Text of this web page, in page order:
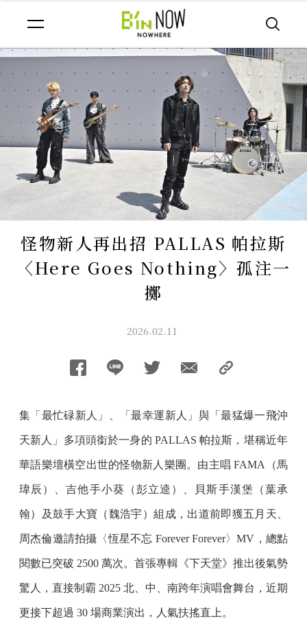
怪物新人再出招 PALLAS 帕拉斯
〈Here Goes Nothing〉孤注一
擲
2026.02.11
集「最忙碌新人」、「最幸運新人」與「最猛爆一飛沖
天新人」多項頭銜於一身的 PALLAS 帕拉斯，堪稱近年
華語樂壇橫空出世的怪物新人樂團。由主唱 FAMA（馬
瑋辰）、吉他手小葵（彭立逵）、貝斯手漢堡（葉承
翰）及鼓手大寶（魏浩宇）組成，出道前即獲五月天、
周杰倫邀請拍攝〈恆星不忘 Forever Forever〉MV，總點
閱數已突破 2500 萬次。首張專輯《下天堂》推出後氣勢
驚人，直接制霸 2025 北、中、南跨年演唱會舞台，近期
更接下超過 30 場商業演出，人氣扶搖直上。